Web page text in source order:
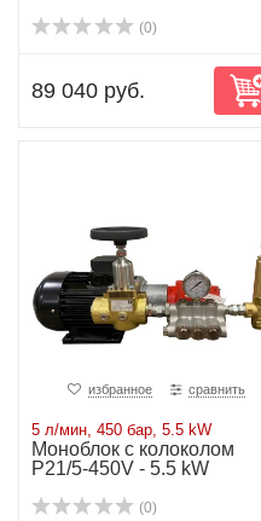
(0)
89 040 руб.
избранное сравнить
5 л/мин, 450 бар, 5.5 kW
Моноблок с колоколом
P21/5-450V - 5.5 kW
(0)